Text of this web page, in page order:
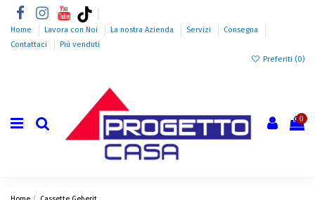
Home Lavora con Noi La nostra Azienda Servizi
Consegna
Contattaci
Più venduti
Preferiti (0)
0